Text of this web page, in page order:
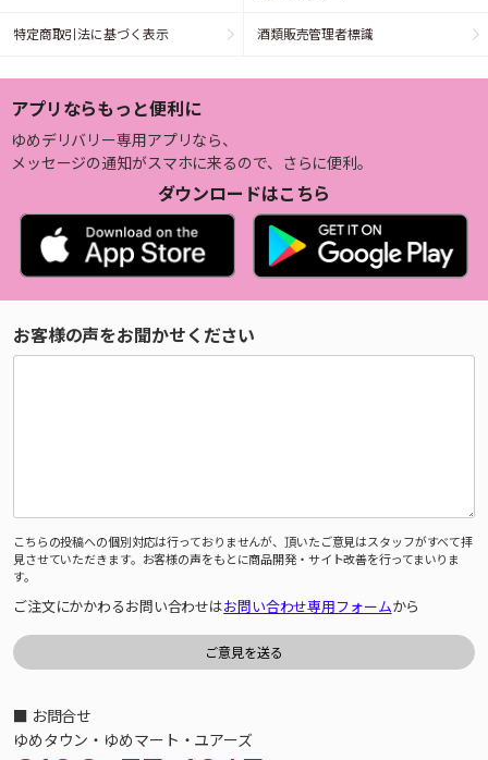
特定商取引法に基づく表示 酒類販売管理者標識
アプリならもっと便利に
ゆめデリバリー専用アプリなら、
メッセージの通知がスマホに来るので、さらに便利。
ダウンロードはこちら
お客様の声をお聞かせください
こちらの投稿への個別対応は行っておりませんが、頂いたご意見はスタッフがすべて拝
見させていただきます。お客様の声をもとに商品開発・サイト改善を行ってまいりま
す。
ご注文にかかわるお問い合わせはお問い合わせ専用フォームから
■ お問合せ
ゆめタウン・ゆめマート・ユアーズ